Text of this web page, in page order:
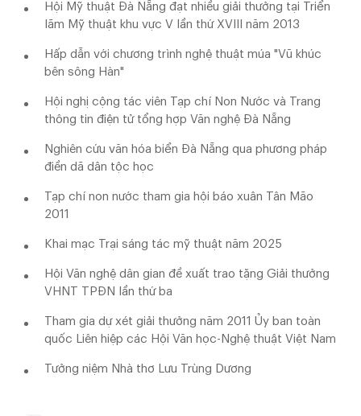
Hội Mỹ thuật Đà Nẵng đạt nhiều giải thưởng tại Triển
lãm Mỹ thuật khu vực V lần thứ XVIII năm 2013
Hấp dẫn với chương trình nghệ thuật múa "Vũ khúc
bên sông Hàn"
Hội nghị cộng tác viên Tạp chí Non Nước và Trang
thông tin điện tử tổng hợp Văn nghệ Đà Nẵng
Nghiên cứu văn hóa biển Đà Nẵng qua phương pháp
điền dã dân tộc học
Tạp chí non nước tham gia hội báo xuân Tân Mão
2011
Khai mạc Trại sáng tác mỹ thuật năm 2025
Hội Văn nghệ dân gian đề xuất trao tặng Giải thưởng
VHNT TPĐN lần thứ ba
Tham gia dự xét giải thưởng năm 2011 Ủy ban toàn
quốc Liên hiệp các Hội Văn học-Nghệ thuật Việt Nam
Tưởng niệm Nhà thơ Lưu Trùng Dương